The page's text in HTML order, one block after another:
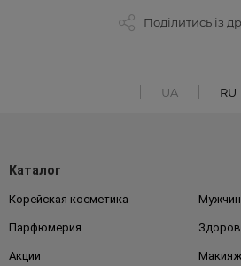
Поділитись із
UA RU
Каталог
Корейская косметика
Парфюмерия
Акции Макияж